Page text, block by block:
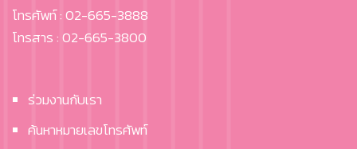
โทรศัพท์ : 02-665-3888
โทรสาร : 02-665-3800
ร่วมงานกับเรา
ค้นหาหมายเลขโทรศัพท์